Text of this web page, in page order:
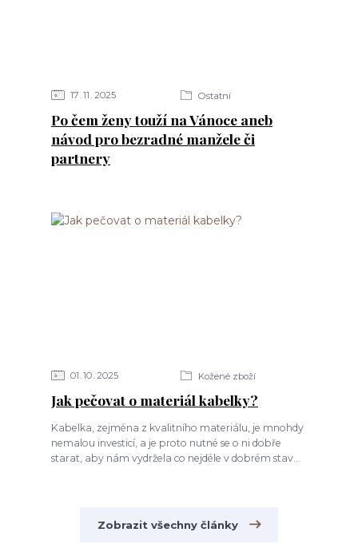
17 11 2025 Ostatní
Po čem ženy touží na Vánoce aneb
návod pro bezradné manžele či
partnery
01 10 2025 Kožené zboží
Jak pečovat o materiál kabelky?
Kabelka, zejména z kvalitního materiálu, je mnohdy
nemalou investicí, a je proto nutné se o ni dobře
starat, aby nám vydržela co nejdéle v dobrém stav...
Zobrazit všechny články